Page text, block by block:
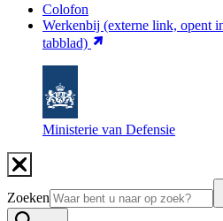
Colofon
Werkenbij (externe link, opent
tabblad)
Ministerie van Defensie
Zoeken